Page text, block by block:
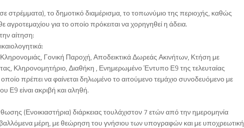
το δημοτικό διαμέρισμα, το τοπωνύμιο της περιοχής, καθώς
για το οποίο πρόκειται να χορηγηθεί η άδεια.
αίτηση:
Γονική Παροχή, Αποδεικτικά Δωρεάς Ακινήτων, Κτήση με
Κληρονομητήριο, Διαθήκη , Ενημερωμένο Έντυπο Ε9 της τελευταίας
πρέπει να φαίνεται δηλωμένο το αιτούμενο τεμάχιο συνοδευόμενο με
Ε9 είναι ακριβή και αληθή.
(Ενοικιαστήρια) διάρκειας τουλάχιστον 7 ετών από την ημερομηνία
μέρη, με θεώρηση του γνήσιου των υπογραφών και με υποχρεωτική